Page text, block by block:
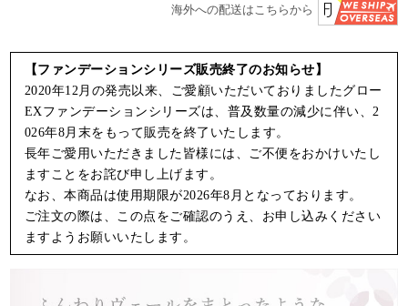
海外への配送はこちらから
【ファンデーションシリーズ販売終了のお知らせ】
2020年12月の発売以来、ご愛顧いただいておりましたグロー
EXファンデーションシリーズは、普及数量の減少に伴い、2
026年8月末をもって販売を終了いたします。
長年ご愛用いただきました皆様には、ご不便をおかけいたし
ますことをお詫び申し上げます。
なお、本商品は使用期限が2026年8月となっております。
ご注文の際は、この点をご確認のうえ、お申し込みください
ますようお願いいたします。